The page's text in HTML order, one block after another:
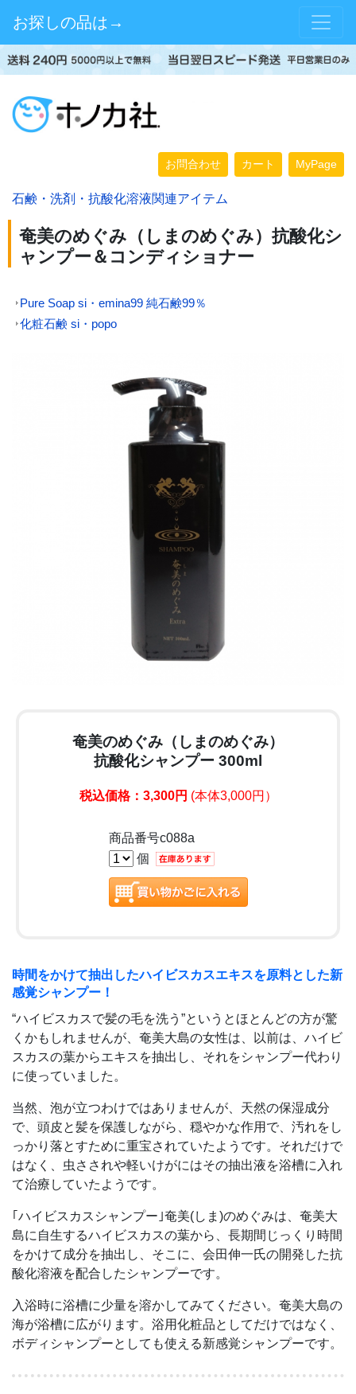
お探しの品は→
お問合わせ カート MyPage
石鹸・洗剤・抗酸化溶液関連アイテム
奄美のめぐみ（しまのめぐみ）抗酸化シ
ャンプー＆コンディショナー
Pure Soap si・emina99 純石鹸99％
化粧石鹸 si・popo
奄美のめぐみ（しまのめぐみ）
抗酸化シャンプー 300ml
税込価格：3,300円 (本体3,000円）
商品番号c088a
個
時間をかけて抽出したハイビスカスエキスを原料とした新
感覚シャンプー！
“ハイビスカスで髪の毛を洗う”というとほとんどの方が驚
くかもしれませんが、奄美大島の女性は、以前は、ハイビ
スカスの葉からエキスを抽出し、それをシャンプー代わり
に使っていました。
当然、泡が立つわけではありませんが、天然の保湿成分
で、頭皮と髪を保護しながら、穏やかな作用で、汚れをし
っかり落とすために重宝されていたようです。それだけで
はなく、虫さされや軽いけがにはその抽出液を浴槽に入れ
て治療していたようです。
｢ハイビスカスシャンプー｣奄美(しま)のめぐみは、奄美大
島に自生するハイビスカスの葉から、長期間じっくり時間
をかけて成分を抽出し、そこに、会田伸一氏の開発した抗
酸化溶液を配合したシャンプーです。
入浴時に浴槽に少量を溶かしてみてください。奄美大島の
海が浴槽に広がります。浴用化粧品としてだけではなく、
ボディシャンプーとしても使える新感覚シャンプーです。